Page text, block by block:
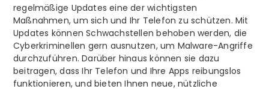
regelmäßige Updates eine der wichtigsten
Maßnahmen, um sich und Ihr Telefon zu schützen. Mit
Updates können Schwachstellen behoben werden, die
Cyberkriminellen gern ausnutzen, um Malware-Angriffe
durchzuführen. Darüber hinaus können sie dazu
beitragen, dass Ihr Telefon und Ihre Apps reibungslos
funktionieren, und bieten Ihnen neue, nützliche